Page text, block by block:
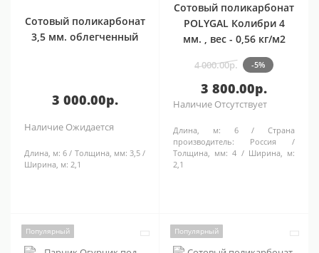
Сотовый поликарбонат
3,5 мм. облегченный
3 000.00р.
Наличие Ожидается
Длина, м: 6 Толщина, мм: 3,5
Ширина, м: 2,1
Сотовый поликарбонат
POLYGAL Колибри 4
мм. , вес - 0,56 кг/м2
4 000.00р. -5%
3 800.00р.
Наличие Отсутствует
Длина, м: 6
Страна
производитель:
Россия
Толщина, мм: 4
Ширина, м:
2,1
Популярный Популярный